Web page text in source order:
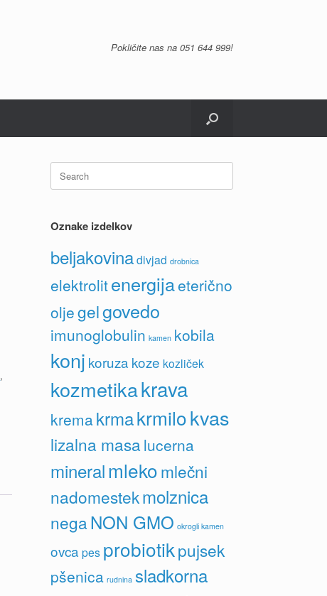
Pokličite nas na 051 644 999!
,
Search
for:
Oznake izdelkov
beljakovinadivjad drobnica
elektrolitenergijaeterično
oljegelgovedo
imunoglobulin kamen kobila
konj koruza koze kozliček
kozmetikakrava
kremakrmakrmilokvas
lizalna masalucerna
mineralmlekomlečni
nadomestekmolznica
negaNON GMO okrogli kamen
ovca pes probiotikpujsek
pšenica rudnina sladkorna